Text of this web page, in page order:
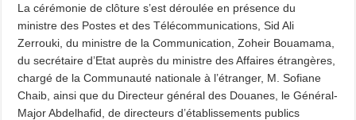
La cérémonie de clôture s’est déroulée en présence du
ministre des Postes et des Télécommunications, Sid Ali
Zerrouki, du ministre de la Communication, Zoheir Bouamama,
du secrétaire d’Etat auprès du ministre des Affaires étrangères,
chargé de la Communauté nationale à l’étranger, M. Sofiane
Chaib, ainsi que du Directeur général des Douanes, le Général-
Major Abdelhafid, de directeurs d’établissements publics